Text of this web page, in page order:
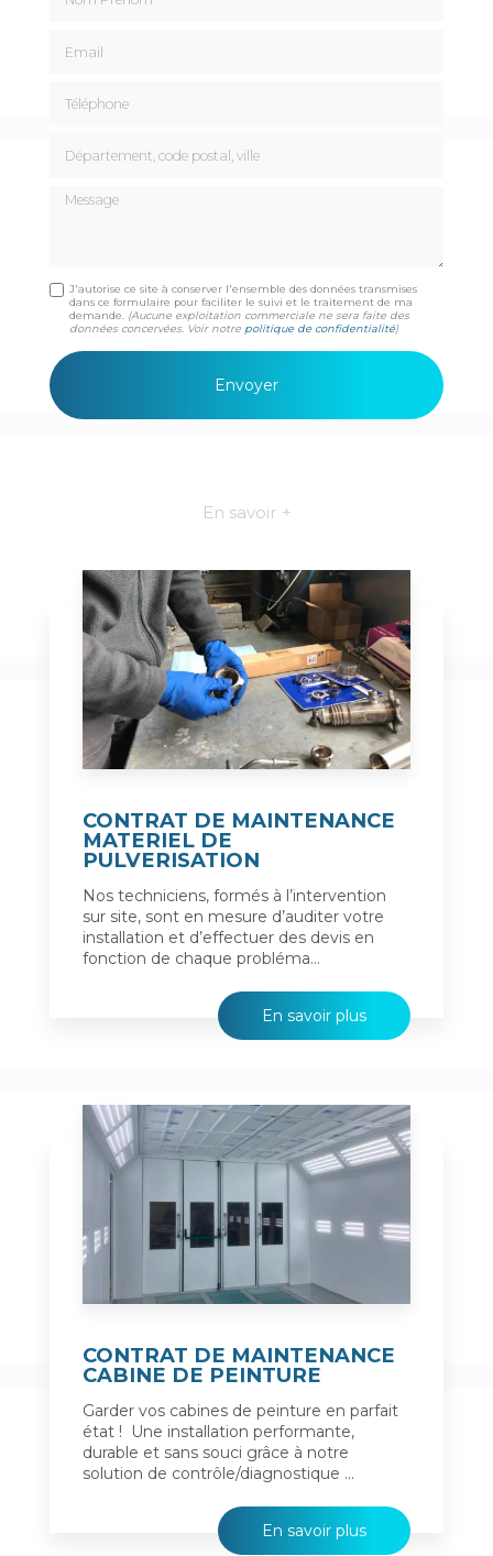
Message
J'autorise ce site à conserver l'ensemble des données transmises
dans ce formulaire pour faciliter le suivi et le traitement de ma
demande. (Aucune exploitation commerciale ne sera faite des
données concervées. Voir notre politique de confidentialité)
En savoir +
CONTRAT DE MAINTENANCE
MATERIEL DE
PULVERISATION
Nos techniciens, formés à l’intervention
sur site, sont en mesure d’auditer votre
installation et d’effectuer des devis en
fonction de chaque probléma...
En savoir plus
CONTRAT DE MAINTENANCE
CABINE DE PEINTURE
Garder vos cabines de peinture en parfait
état ! Une installation performante,
durable et sans souci grâce à notre
solution de contrôle/diagnostique ...
En savoir plus